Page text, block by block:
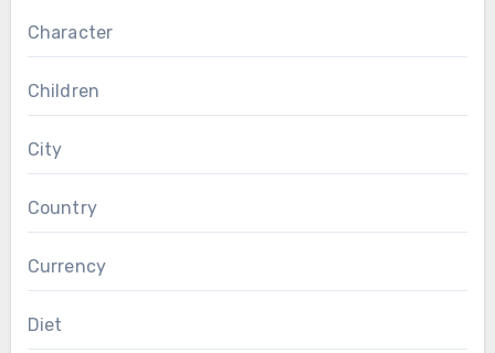
Character
Children
City
Country
Currency
Diet